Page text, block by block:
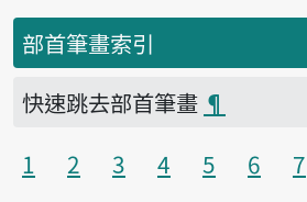
部首筆畫索引
快速跳去部首筆畫 ¶
1
2 3 4 5 6 7